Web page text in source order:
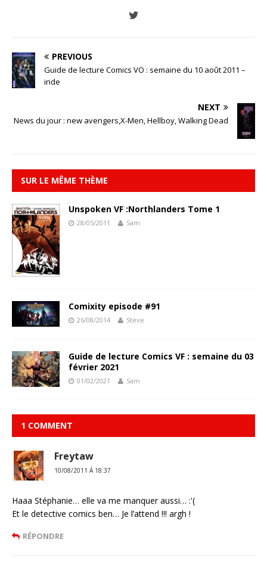
PREVIOUS
Guide de lecture Comics VO : semaine du 10 août 2011 –
inde
NEXT
News du jour : new avengers,X-Men, Hellboy, Walking Dead
SUR LE MÊME THÈME
Unspoken VF :Northlanders Tome 1
28/05/2011 Sam
Comixity episode #91
26/08/2014 Steve
Guide de lecture Comics VF : semaine du 03
février 2021
01/02/2021 Sam
1 COMMENT
Freytaw
10/08/2011 Á 18:37
Haaa Stéphanie… elle va me manquer aussi… :'(
Et le detective comics ben… Je l’attend !!! argh !
RÉPONDRE